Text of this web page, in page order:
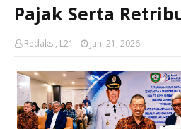
Pajak Serta
Redaksi, L21 Juni 21, 2026